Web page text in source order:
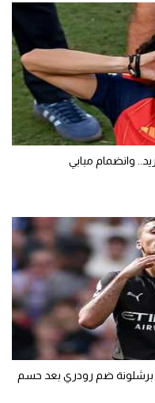
وانضمام مبابي
برشلونة ضم رودري بعد حسم